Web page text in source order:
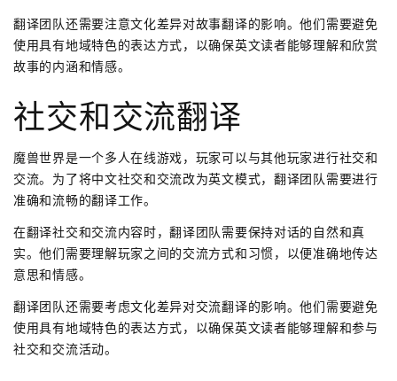
翻译团队还需要注意文化差异对故事翻译的影响。他们需要避免
使用具有地域特色的表达方式，以确保英文读者能够理解和欣赏
故事的内涵和情感。
社交和交流翻译
魔兽世界是一个多人在线游戏，玩家可以与其他玩家进行社交和
交流。为了将中文社交和交流改为英文模式，翻译团队需要进行
准确和流畅的翻译工作。
在翻译社交和交流内容时，翻译团队需要保持对话的自然和真
实。他们需要理解玩家之间的交流方式和习惯，以便准确地传达
意思和情感。
翻译团队还需要考虑文化差异对交流翻译的影响。他们需要避免
使用具有地域特色的表达方式，以确保英文读者能够理解和参与
社交和交流活动。